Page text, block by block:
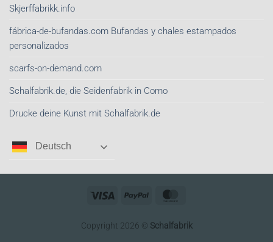
Skjerffabrikk.info
fábrica-de-bufandas.com Bufandas y chales estampados
personalizados
scarfs-on-demand.com
Schalfabrik.de, die Seidenfabrik in Como
Drucke deine Kunst mit Schalfabrik.de
Deutsch
Visa PayPal
Copyright 2026 © Schalfabrik